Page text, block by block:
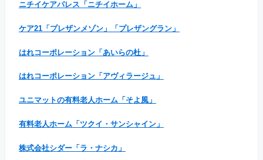
ニチイケアパレス「ニチイホーム」
ケア21「プレザンメゾン」「プレザングラン」
はれコーポレーション「あいらの杜」
はれコーポレーション「アヴィラージュ」
ユニマットの有料老人ホーム「そよ風」
有料老人ホーム「ツクイ・サンシャイン」
株式会社シダー「ラ・ナシカ」